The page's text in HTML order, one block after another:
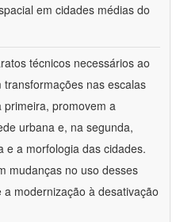
em cidades médias do
técnicos necessários ao
nas escalas
promovem a
urbana e, na segunda,
e a morfologia das cidades.
mudanças no uso desses
modernização à desativação